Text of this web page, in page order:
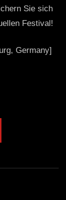
Sie sich
Festival!
Germany]